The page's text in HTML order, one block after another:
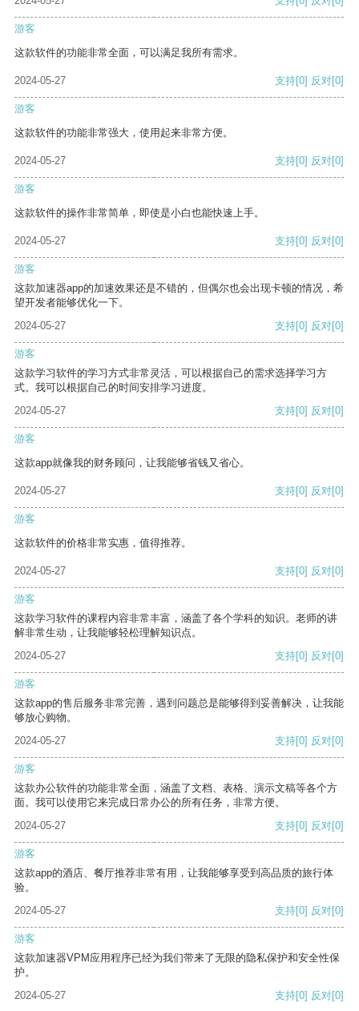
游客
这款软件的功能非常全面，可以满足我所有需求。
2024-05-27 支持[0] 反对[0]
游客
这款软件的功能非常强大，使用起来非常方便。
2024-05-27 支持[0] 反对[0]
游客
这款软件的操作非常简单，即使是小白也能快速上手。
2024-05-27 支持[0] 反对[0]
游客
这款加速器app的加速效果还是不错的，但偶尔也会出现卡顿的情况，希
望开发者能够优化一下。
2024-05-27
支持[0] 反对[0]
游客
这款学习软件的学习方式非常灵活，可以根据自己的需求选择学习方
式。我可以根据自己的时间安排学习进度。
2024-05-27
支持[0] 反对[0]
游客
这款app就像我的财务顾问，让我能够省钱又省心。
2024-05-27 支持[0] 反对[0]
游客
这款软件的价格非常实惠，值得推荐。
2024-05-27 支持[0] 反对[0]
游客
这款学习软件的课程内容非常丰富，涵盖了各个学科的知识。老师的讲
解非常生动，让我能够轻松理解知识点。
2024-05-27
支持[0] 反对[0]
游客
这款app的售后服务非常完善，遇到问题总是能够得到妥善解决，让我能
够放心购物。
2024-05-27
支持[0] 反对[0]
游客
这款办公软件的功能非常全面，涵盖了文档、表格、演示文稿等各个方
面。我可以使用它来完成日常办公的所有任务，非常方便。
2024-05-27
支持[0] 反对[0]
游客
这款app的酒店、餐厅推荐非常有用，让我能够享受到高品质的旅行体
验。
2024-05-27
支持[0] 反对[0]
游客
这款加速器VPM应用程序已经为我们带来了无限的隐私保护和安全性保
护。
2024-05-27
支持[0] 反对[0]